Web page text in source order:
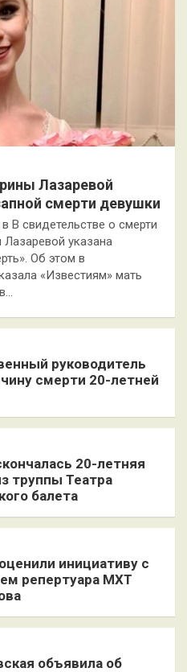
Лазаревой
смерти девушки
В свидетельстве о смерти
указана
Об этом в
«Известиям» мать
руководитель
смерти 20-летней
20-летняя
труппы Театра
балета
инициативу с
репертуара МХТ
объявила об